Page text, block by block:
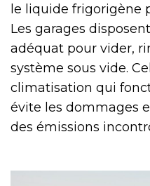
le liquide frigorigène
Les garages
adéquat pour vider,
système sous vide.
climatisation qui
évite les dommages
des émissions